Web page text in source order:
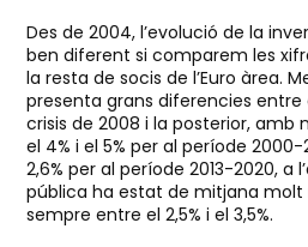
Des de 2004, l’evolució de la
ben diferent si comparem les
la resta de socis de l’Euro àrea.
presenta grans diferencies
crisis de 2008 i la posterior, amb
el 4% i el 5% per al període 2000-
2,6% per al període 2013-2020, a
pública ha estat de mitjana molt
sempre entre el 2,5% i el 3,5%.